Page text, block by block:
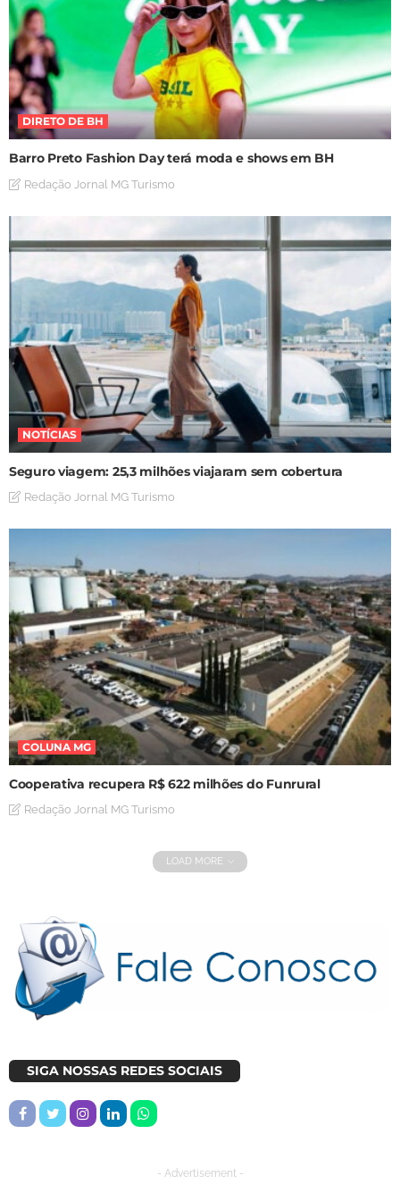
DIRETO DE BH
Barro Preto Fashion Day terá moda e shows em BH
Redação Jornal MG Turismo
NOTÍCIAS
Seguro viagem: 25,3 milhões viajaram sem cobertura
Redação Jornal MG Turismo
COLUNA MG
Cooperativa recupera R$ 622 milhões do Funrural
Redação Jornal MG Turismo
LOAD MORE
SIGA NOSSAS REDES SOCIAIS
- Advertisement -